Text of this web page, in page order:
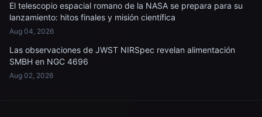
El telescopio espacial romano de la NASA se prepara para su
lanzamiento: hitos finales y misión científica
Aug 04, 2026
Las observaciones de JWST NIRSpec revelan alimentación
SMBH en NGC 4696
Aug 02, 2026